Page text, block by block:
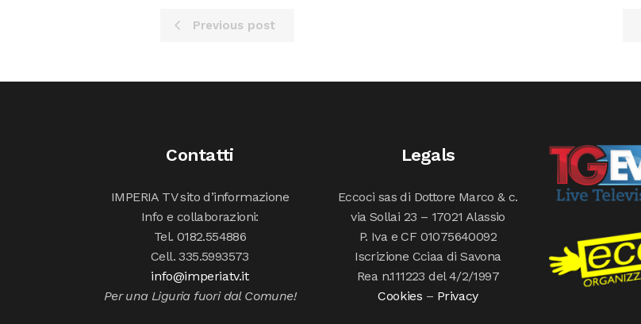
Previous post
Contatti
IMPERIA TV sito d’informazione
Info e collaborazioni:
Tel. 0182.554886
Cell. 335.5993573
info@imperiatv.it
Per una Liguria fuori dal Comune!
Legals
Eccoci sas di Dottore Marco & c.
via Sollai 23 – 17021 Alassio
P. Iva e CF 01075640092
Iscrizione Cciaa di Savona
Rea n.111223 del 4/2/1997
Cookies – Privacy